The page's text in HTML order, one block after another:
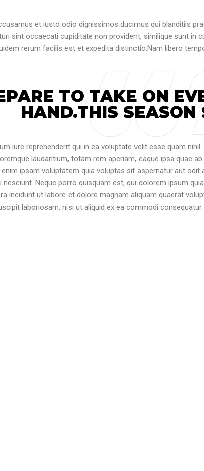
et iusto odio dignissimos ducimus qui blanditiis
sint occaecati cupiditate non provident, similique sunt in
rerum facilis est et expedita distinctio.Nam libero
TO TAKE ON
HAND.THIS
iure reprehenderit qui in ea voluptate velit esse quam
laudantium, totam rem aperiam, eaque ipsa quae
ipsam voluptatem quia voluptas sit aspernatur aut
nesciunt. Neque porro quisquam est, qui dolorem ipsum
incidunt ut labore et dolore magnam aliquam quaerat
laboriosam, nisi ut aliquid ex ea commodi consequatur.